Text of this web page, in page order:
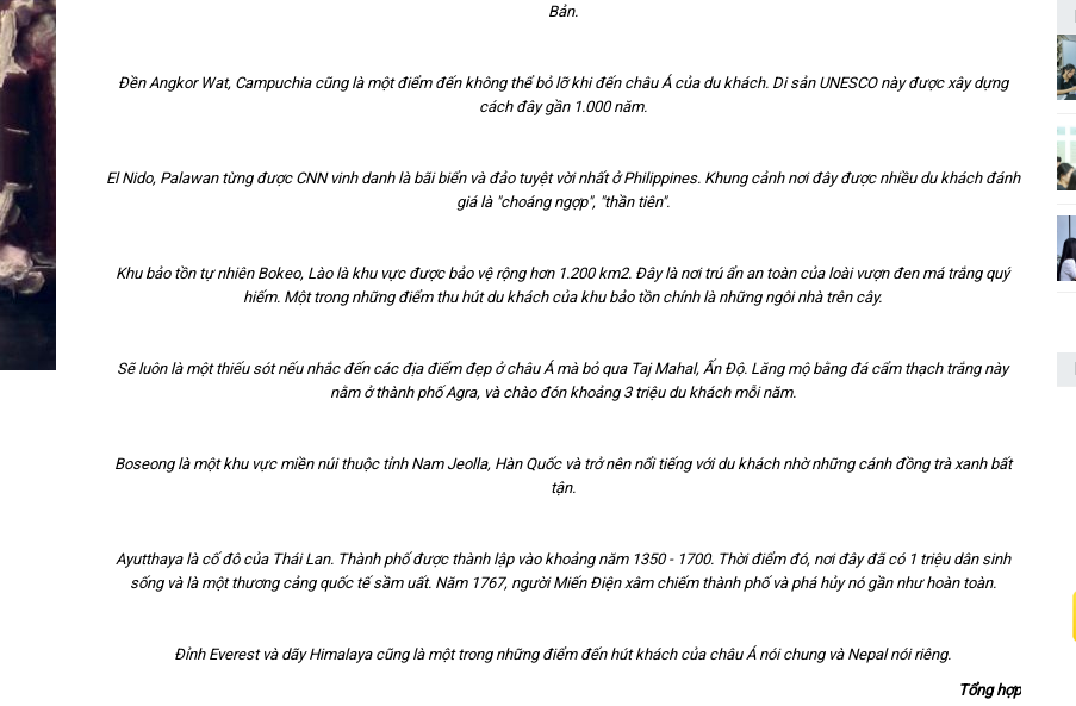
Bản.
Đền Angkor Wat, Campuchia cũng là một điểm đến không thể bỏ lỡ khi đến châu Á của du khách. Di sản UNESCO này được xây dựng
cách đây gần 1.000 năm.
El Nido, Palawan từng được CNN vinh danh là bãi biển và đảo tuyệt vời nhất ở Philippines. Khung cảnh nơi đây được nhiều du khách đánh
giá là "choáng ngợp", "thần tiên".
Khu bảo tồn tự nhiên Bokeo, Lào là khu vực được bảo vệ rộng hơn 1.200 km2. Đây là nơi trú ẩn an toàn của loài vượn đen má trắng quý
hiếm. Một trong những điểm thu hút du khách của khu bảo tồn chính là những ngôi nhà trên cây.
Sẽ luôn là một thiếu sót nếu nhắc đến các địa điểm đẹp ở châu Á mà bỏ qua Taj Mahal, Ấn Độ. Lăng mộ bằng đá cẩm thạch trắng này
nằm ở thành phố Agra, và chào đón khoảng 3 triệu du khách mỗi năm.
Boseong là một khu vực miền núi thuộc tỉnh Nam Jeolla, Hàn Quốc và trở nên nổi tiếng với du khách nhờ những cánh đồng trà xanh bất
tận.
Ayutthaya là cố đô của Thái Lan. Thành phố được thành lập vào khoảng năm 1350 - 1700. Thời điểm đó, nơi đây đã có 1 triệu dân sinh
sống và là một thương cảng quốc tế sầm uất. Năm 1767, người Miến Điện xâm chiếm thành phố và phá hủy nó gần như hoàn toàn.
Đỉnh Everest và dãy Himalaya cũng là một trong những điểm đến hút khách của châu Á nói chung và Nepal nói riêng.
Tổng hợp